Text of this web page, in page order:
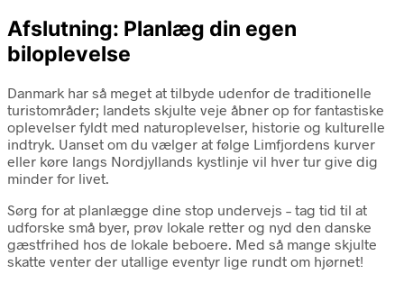
Afslutning: Planlæg din egen
biloplevelse
Danmark har så meget at tilbyde udenfor de traditionelle
turistområder; landets skjulte veje åbner op for fantastiske
oplevelser fyldt med naturoplevelser, historie og kulturelle
indtryk. Uanset om du vælger at følge Limfjordens kurver
eller køre langs Nordjyllands kystlinje vil hver tur give dig
minder for livet.
Sørg for at planlægge dine stop undervejs – tag tid til at
udforske små byer, prøv lokale retter og nyd den danske
gæstfrihed hos de lokale beboere. Med så mange skjulte
skatte venter der utallige eventyr lige rundt om hjørnet!